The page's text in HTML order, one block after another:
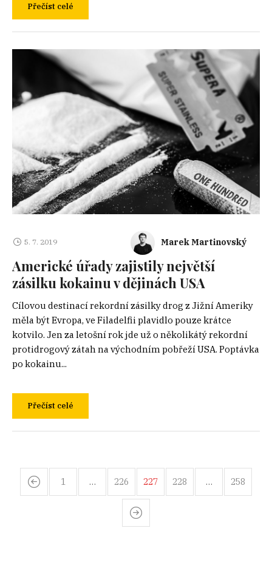
Přečíst celé
5. 7. 2019 Marek Martinovský
Americké úřady zajistily největší
zásilku kokainu v dějinách USA
Cílovou destinací rekordní zásilky drog z Jižní Ameriky
měla být Evropa, ve Filadelfii plavidlo pouze krátce
kotvilo. Jen za letošní rok jde už o několikátý rekordní
protidrogový zátah na východním pobřeží USA. Poptávka
po kokainu...
Přečíst celé
1 … 226 227 228 … 258